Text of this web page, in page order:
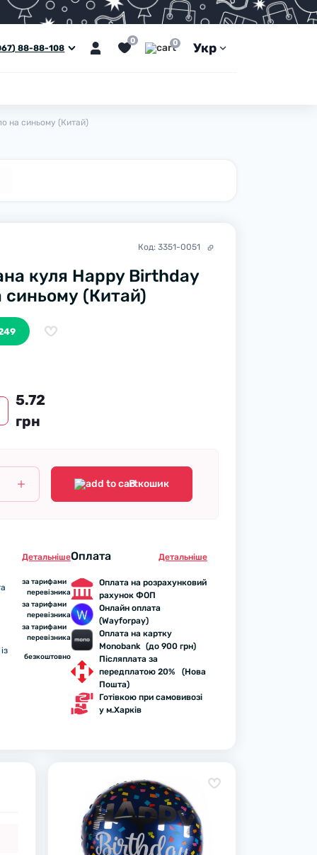
88-88-108
0 0 Укр
на синьому (Китай)
Код: 3351-0051
куля Happy Birthday
синьому (Китай)
5.72
грн
В кошик
Детальнiше
за тарифами
перевізника
за тарифами
перевізника
за тарифами
перевізника
безкоштовно
Оплата Детальнiше
Оплата на розрахунковий
рахунок ФОП
Онлайн оплата
(Wayforpay)
Оплата на картку
Monobank (до 900 грн)
Післяплата за
передплатою 20% (Нова
Пошта)
Готівкою при самовивозі
у м.Харків